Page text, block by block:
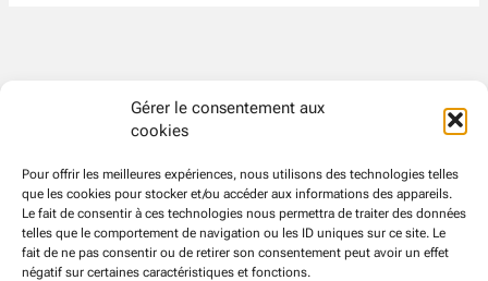
Gérer le consentement aux
cookies
Pour offrir les meilleures expériences, nous utilisons des technologies telles
que les cookies pour stocker et/ou accéder aux informations des appareils.
Le fait de consentir à ces technologies nous permettra de traiter des données
telles que le comportement de navigation ou les ID uniques sur ce site. Le
fait de ne pas consentir ou de retirer son consentement peut avoir un effet
négatif sur certaines caractéristiques et fonctions.